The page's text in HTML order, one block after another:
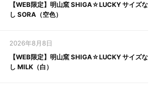
【WEB限定】明山窯 SHIGA☆LUCKY サイズな
し SORA（空色）
2026年8月8日
【WEB限定】明山窯 SHIGA☆LUCKY サイズな
し MILK（白）